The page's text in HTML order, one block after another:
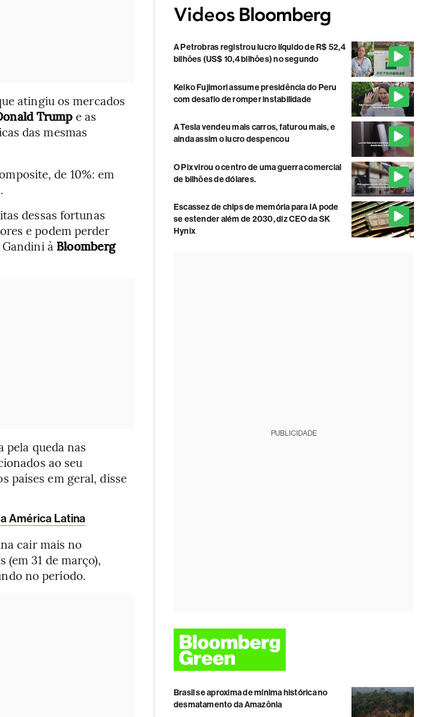
atingiu os mercados
Trumpe as
das mesmas
de 10%: em
dessas fortunas
e podem perder
à Bloomberg
pela queda nas
ao seu
países em geral, disse
América Latina
cair mais no
(em 31 de março),
no período.
A Petrobras registrou lucro líquido de R$ 52,4
bilhões (US$ 10,4 bilhões) no segundo
Keiko Fujimori assume presidência do Peru
com desafio de romper instabilidade
A Tesla vendeu mais carros, faturou mais, e
ainda assim o lucro despencou
O Pix virou o centro de uma guerra comercial
de bilhões de dólares.
Escassez de chips de memória para IA pode
se estender além de 2030, diz CEO da SK
Hynix
PUBLICIDADE
Brasil se aproxima de mínima histórica no
desmatamento da Amazônia